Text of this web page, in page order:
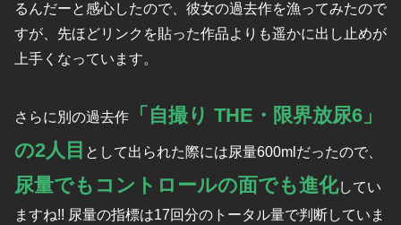
るんだーと感心したので、彼女の過去作を漁ってみたので
すが、先ほどリンクを貼った作品よりも遥かに出し止めが
上手くなっています。
さらに別の過去作
「自撮り THE・限界放尿6」
の2人目 として出られた際には尿量600mlだったので、
尿量でもコントロールの面でも進化してい
ますね!! 尿量の指標は17回分のトータル量で判断していま